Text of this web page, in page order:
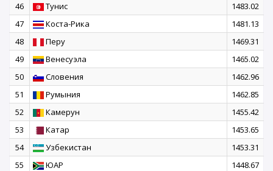
46
Тунис
1483.02
47
Коста-Рика
1481.13
48
Перу
1469.31
49
Венесуэла
1465.02
50
Словения
1462.96
51
Румыния
1462.85
52
Камерун
1455.42
53
Катар
1453.65
54
Узбекистан
1453.31
55
ЮАР
1448.67